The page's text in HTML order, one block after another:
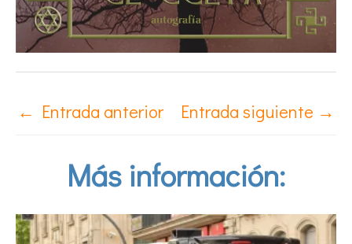
← Entrada anterior Entrada siguiente →
Más información: